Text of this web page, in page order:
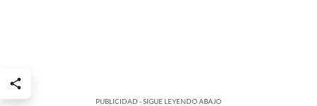
PUBLICIDAD - SIGUE LEYENDO ABAJO